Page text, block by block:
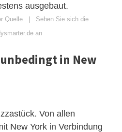
ausgebaut.
Quelle | Sehen Sie sich die
an
in New
Von allen
New York in Verbindung